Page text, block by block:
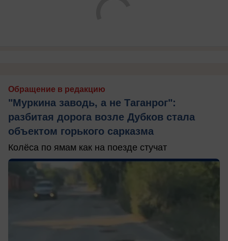
Обращение в редакцию
"Муркина заводь, а не Таганрог":
разбитая дорога возле Дубков стала
объектом горького сарказма
Колёса по ямам как на поезде стучат